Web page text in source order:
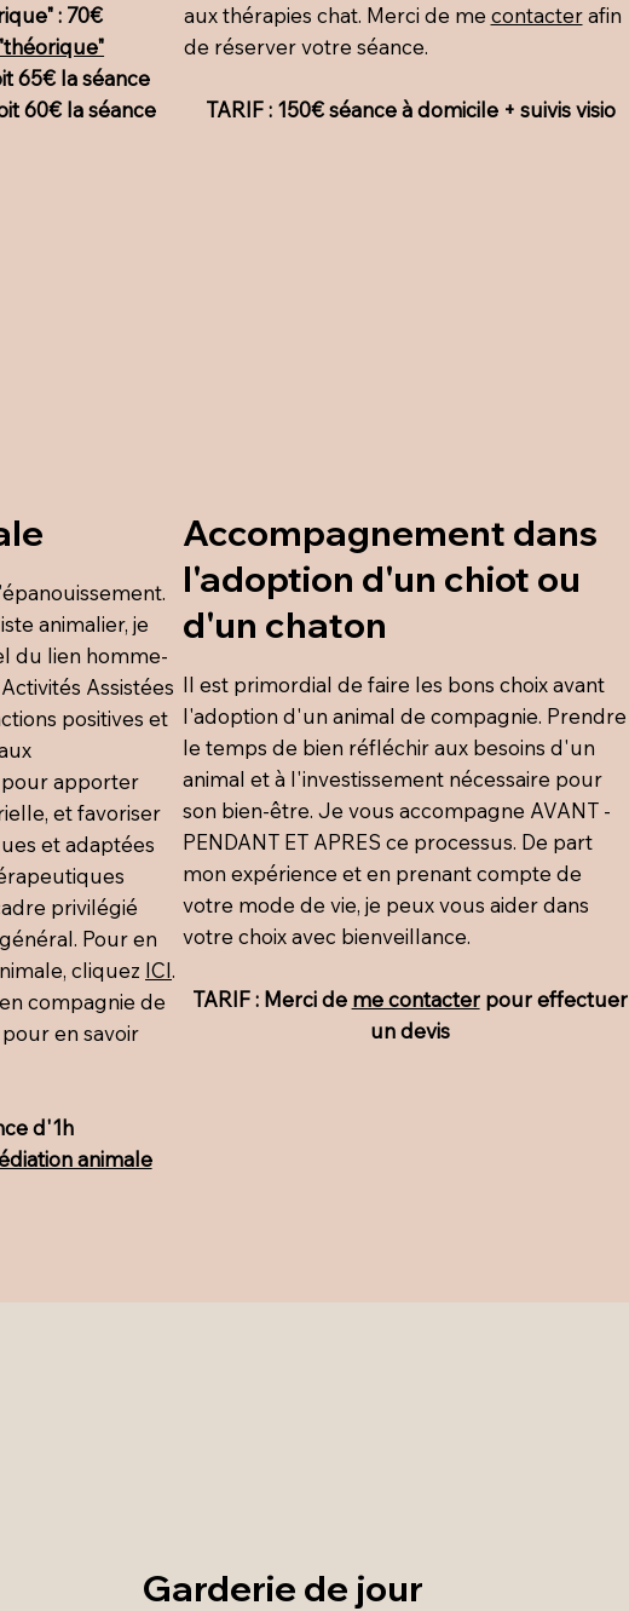
animalier, je
du lien homme-
Assistées
positives et
apporter
et favoriser
et adaptées
privilégié
Pour en
cliquez ICI.
compagnie de
pour en savoir
d'1h
animale
Il est primordial de faire les bons choix avant
l'adoption d'un animal de compagnie. Prendre
le temps de bien réfléchir aux besoins d'un
animal et à l'investissement nécessaire pour
son bien-être. Je vous accompagne AVANT -
PENDANT ET APRES ce processus. De part
mon expérience et en prenant compte de
votre mode de vie, je peux vous aider dans
votre choix avec bienveillance.
TARIF : Merci de me contacterpour effectuer
un devis
Accompagnement dans
l'adoption d'un chiot ou
d'un chaton
: 70€
65€ la séance
60€ la séance
aux thérapies chat. Merci de me contacterafin
de réserver votre séance.
TARIF : 150€ séance à domicile + suivis visio
Garderie de jour